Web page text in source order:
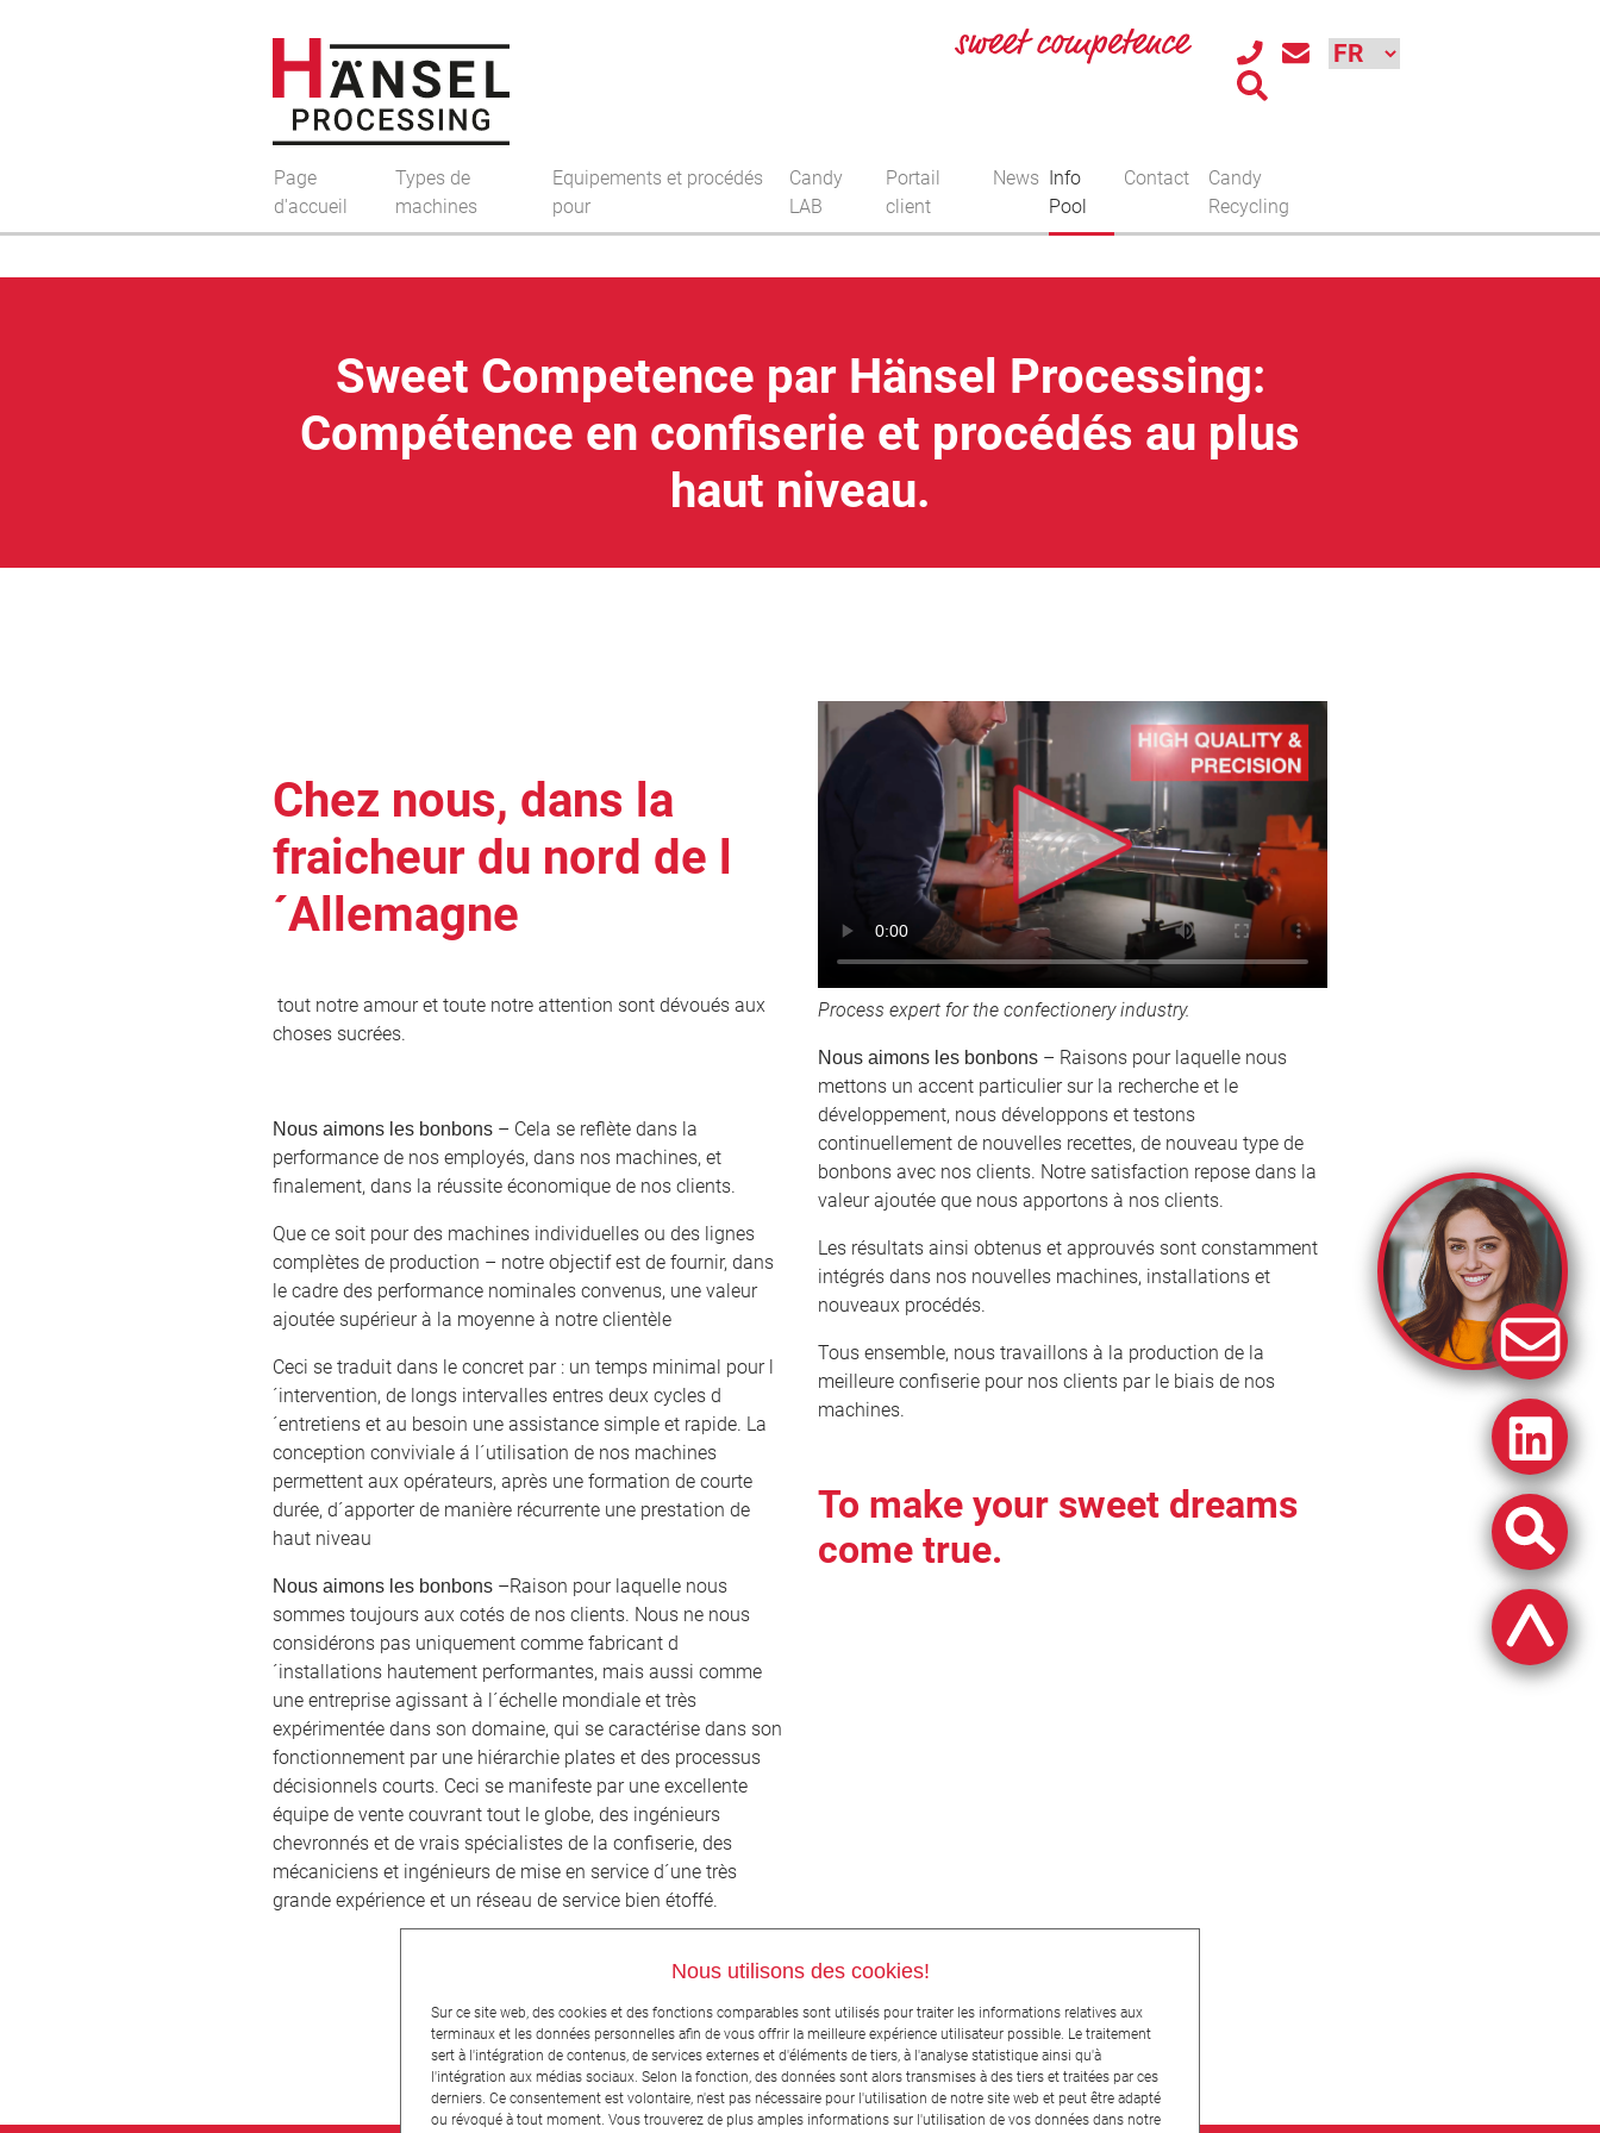
Page
d'accueil
Types de
machines
Equipements et procédés
pour
Candy
LAB
Portail
client
News Info
Pool
Contact
Candy
Recycling
Sweet Competence par Hänsel Processing:
Compétence en confiserie et procédés au plus
haut niveau.
Chez nous, dans la
fraicheur du nord de l
´Allemagne
tout notre amour et toute notre attention sont dévoués aux
choses sucrées.
Nous aimons les bonbons – Cela se reflète dans la
performance de nos employés, dans nos machines, et
finalement, dans la réussite économique de nos clients.
Que ce soit pour des machines individuelles ou des lignes
complètes de production – notre objectif est de fournir, dans
le cadre des performance nominales convenus, une valeur
ajoutée supérieur à la moyenne à notre clientèle
Ceci se traduit dans le concret par : un temps minimal pour l
´intervention, de longs intervalles entres deux cycles d
´entretiens et au besoin une assistance simple et rapide. La
conception conviviale á l´utilisation de nos machines
permettent aux opérateurs, après une formation de courte
durée, d´apporter de manière récurrente une prestation de
haut niveau
Nous aimons les bonbons –Raison pour laquelle nous
sommes toujours aux cotés de nos clients. Nous ne nous
considérons pas uniquement comme fabricant d
´installations hautement performantes, mais aussi comme
une entreprise agissant à l´échelle mondiale et très
expérimentée dans son domaine, qui se caractérise dans son
fonctionnement par une hiérarchie plates et des processus
décisionnels courts. Ceci se manifeste par une excellente
équipe de vente couvrant tout le globe, des ingénieurs
chevronnés et de vrais spécialistes de la confiserie, des
mécaniciens et ingénieurs de mise en service d´une très
grande expérience et un réseau de service bien étoffé.
Process expert for the confectionery industry.
Nous aimons les bonbons – Raisons pour laquelle nous
mettons un accent particulier sur la recherche et le
développement, nous développons et testons
continuellement de nouvelles recettes, de nouveau type de
bonbons avec nos clients. Notre satisfaction repose dans la
valeur ajoutée que nous apportons à nos clients.
Les résultats ainsi obtenus et approuvés sont constamment
intégrés dans nos nouvelles machines, installations et
nouveaux procédés.
Tous ensemble, nous travaillons à la production de la
meilleure confiserie pour nos clients par le biais de nos
machines.
To make your sweet dreams
come true.
Nous utilisons des cookies!
Sur ce site web, des cookies et des fonctions comparables sont utilisés pour traiter les informations relatives aux
terminaux et les données personnelles afin de vous offrir la meilleure expérience utilisateur possible. Le traitement
sert à l'intégration de contenus, de services externes et d'éléments de tiers, à l'analyse statistique ainsi qu'à
l'intégration aux médias sociaux. Selon la fonction, des données sont alors transmises à des tiers et traitées par ces
derniers. Ce consentement est volontaire, n'est pas nécessaire pour l'utilisation de notre site web et peut être adapté
ou révoqué à tout moment. Vous trouverez de plus amples informations sur l'utilisation de vos données dans notre